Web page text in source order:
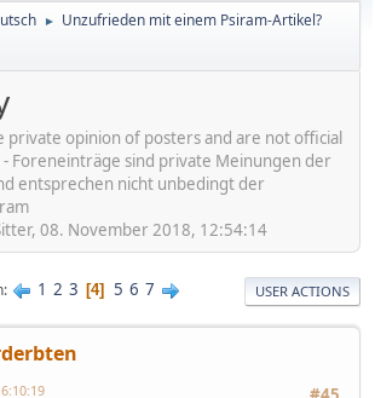
► Unzufrieden mit einem Psiram-Artikel?
private opinion of posters and are not official
- Foreneinträge sind private Meinungen der
entsprechen nicht unbedingt der
08. November 2018, 12:54:14
1 2 3 4 5 6 7 USER ACTIONS